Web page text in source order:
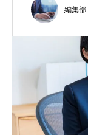
編集部